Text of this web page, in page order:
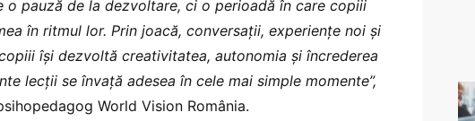
o pauză de la dezvoltare, ci o perioadă în care copiii
în ritmul lor. Prin joacă, conversații, experiențe noi și
își dezvoltă creativitatea, autonomia și încrederea
lecții se învață adesea în cele mai simple momente”,
World Vision România.